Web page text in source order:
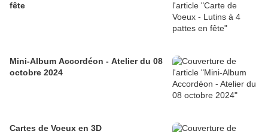
fête
Mini-Album Accordéon - Atelier du 08
octobre 2024
Cartes de Voeux en 3D